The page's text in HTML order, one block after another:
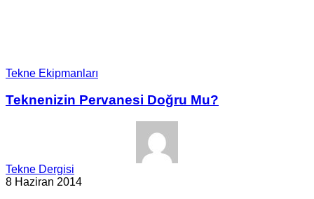
Tekne Ekipmanları
Teknenizin Pervanesi Doğru Mu?
Tekne Dergisi
8 Haziran 2014